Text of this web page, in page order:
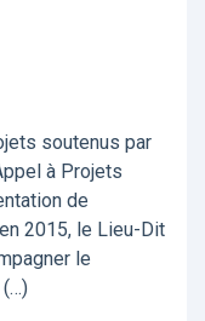
soutenus par
à Projets
de
2015, le Lieu-Dit
le
(…)